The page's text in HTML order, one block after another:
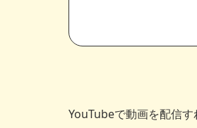
YouTubeで動画を配信